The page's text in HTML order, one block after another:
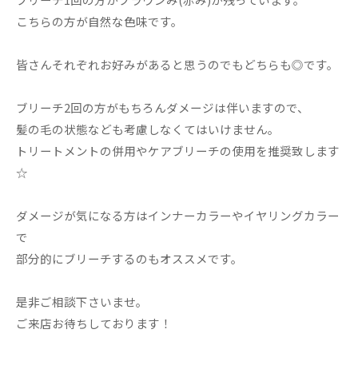
こちらの方が自然な色味です。
皆さんそれぞれお好みがあると思うのでもどちらも◎です。
ブリーチ2回の方がもちろんダメージは伴いますので、
髪の毛の状態なども考慮しなくてはいけません。
トリートメントの併用やケアブリーチの使用を推奨致します
☆
ダメージが気になる方はインナーカラーやイヤリングカラー
で
部分的にブリーチするのもオススメです。
是非ご相談下さいませ。
ご来店お待ちしております！